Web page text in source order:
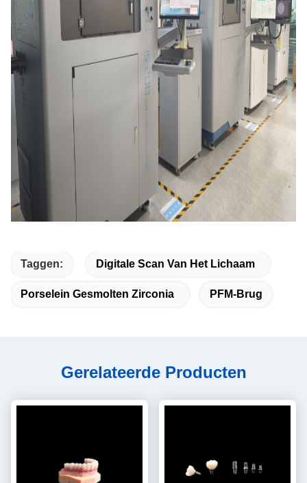
Taggen: Digitale Scan Van Het Lichaam
Porselein Gesmolten Zirconia PFM-Brug
Gerelateerde Producten